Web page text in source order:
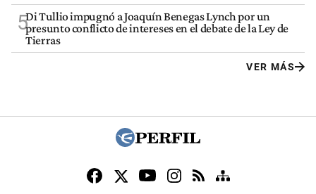
5Di Tullio impugnó a Joaquín Benegas Lynch por un
presunto conflicto de intereses en el debate de la Ley de
Tierras
VER MÁS